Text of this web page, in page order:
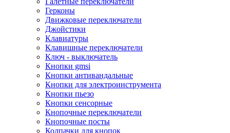
Герконы
Движковые переключатели
Джойстики
Клавиатуры
Клавишные переключатели
Ключ - выключатель
Кнопки gmsi
Кнопки антивандальные
Кнопки для электроинструмента
Кнопки пьезо
Кнопки сенсорные
Кнопочные переключатели
Кнопочные посты
Колпачки для кнопок